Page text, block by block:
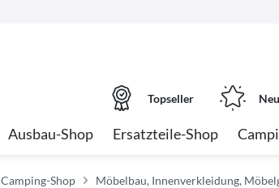
Topseller
Ausbau-Shop Ersatzteile-Shop
Camping-Shop Möbelbau, Innenverkleidung,